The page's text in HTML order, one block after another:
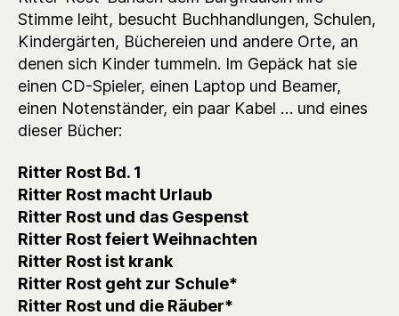
Stimme leiht, besucht Buchhandlungen, Schulen,
Kindergärten, Büchereien und andere Orte, an
denen sich Kinder tummeln. Im Gepäck hat sie
einen CD-Spieler, einen Laptop und Beamer,
einen Notenständer, ein paar Kabel … und eines
dieser Bücher:
Ritter Rost Bd. 1
Ritter Rost macht Urlaub
Ritter Rost und das Gespenst
Ritter Rost feiert Weihnachten
Ritter Rost ist krank
Ritter Rost geht zur Schule*
Ritter Rost und die Räuber*